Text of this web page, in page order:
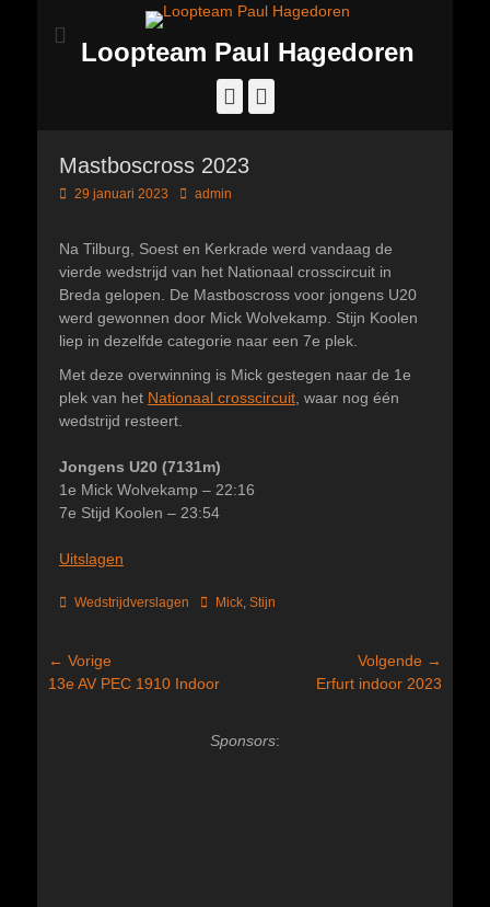
Loopteam Paul Hagedoren
Facebook
Mastboscross 2023
Geplaatst
29 januari 2023 Author
admin
Na Tilburg, Soest en Kerkrade werd vandaag de
vierde wedstrijd van het Nationaal crosscircuit in
Breda gelopen. De Mastboscross voor jongens U20
werd gewonnen door Mick Wolvekamp. Stijn Koolen
liep in dezelfde categorie naar een 7e plek.
Met deze overwinning is Mick gestegen naar de 1e
plek van het Nationaal crosscircuit , waar nog één
wedstrijd resteert.
Jongens U20 (7131m)
1e Mick Wolvekamp – 22:16
7e Stijd Koolen – 23:54
Uitslagen
Categorieën
Wedstrijdverslagen TagsMick, Stijn
Bericht
navigatie
← Vorige
Vorig
13e AV PEC 1910 Indoor
Volgende →
Erfurt indoor 2023
Sponsors: